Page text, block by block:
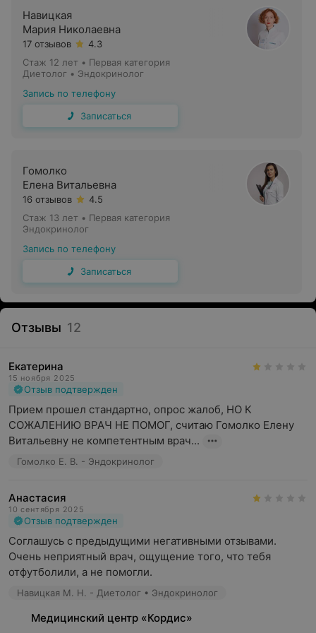
внутренней секреции, регулируют обмен веществ,
психоэмоциональное состояние, процессы старения,
репродуктивную функцию и многие другие жизненно
важные функции организма.
Показания для консультации
эндокринолога
Консультация эндокринолога рекомендуется при
наличии следующих симптомов:
хроническая слабость, сонливость, снижение
работоспособности;
эмоциональная неустойчивость, раздражительность,
плаксивость;
сухость во рту, усиленная жажда;
кожный зуд без высыпаний;
учащенное мочеиспускание, особенно ночью;
нарушения менструального цикла;
изменения сердечного ритма;
головные боли;
изменения аппетита;
сухие и ломкие волосы, ломкость ногтей,
повышенная сухость кожи;
облысение, избыточный рост волос на лице и теле;
резкое изменение веса;
снижение памяти и концентрации;
частые простудные заболевания;
Навицкая
Мария Николаевна
17 отзывов
4.3
Стаж 12 лет • Первая категория
Диетолог • Эндокринолог
Запись по телефону
Записаться
Гомолко
Елена Витальевна
16 отзывов
4.5
Стаж 13 лет • Первая категория
Эндокринолог
Запись по телефону
Записаться
Отзывы 12
Екатерина
15 ноября 2025
Отзыв подтвержден
Прием прошел стандартно, опрос жалоб, НО К
СОЖАЛЕНИЮ ВРАЧ НЕ ПОМОГ, считаю Гомолко Елену
Витальевну не компетентным врач...
Гомолко Е. В. - Эндокринолог
Анастасия
10 сентября 2025
Отзыв подтвержден
Соглашусь с предыдущими негативными отзывами.
Очень неприятный врач, ощущение того, что тебя
отфутболили, а не помогли.
Навицкая М. Н. - Диетолог • Эндокринолог
Медицинский центр «Кордис»